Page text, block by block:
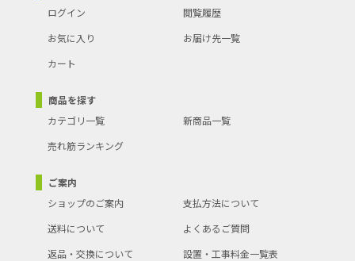
ログイン
閲覧履歴
お気に入り
お届け先一覧
カート
商品を探す
カテゴリ一覧
新商品一覧
売れ筋ランキング
ご案内
ショップのご案内
支払方法について
送料について
よくあるご質問
返品・交換について
設置・工事料金一覧表